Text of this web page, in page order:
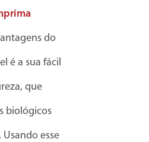
do
é a sua fácil
que
biológicos
esse